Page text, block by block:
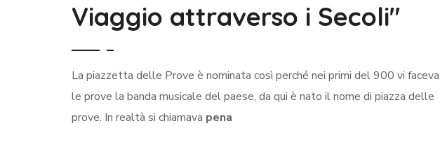
Viaggio attraverso i Secoli"
La piazzetta delle Prove è nominata così perché nei primi del 900 vi faceva
le prove la banda musicale del paese, da qui è nato il nome di piazza delle
prove. In realtà si chiamava pena